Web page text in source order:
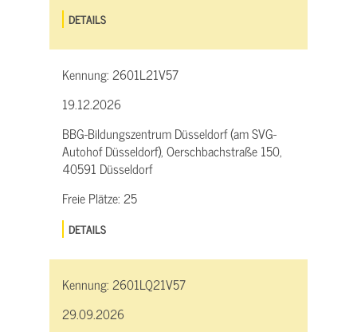
DETAILS
Kennung:2601L21V57
19.12.2026
BBG-Bildungszentrum Düsseldorf (am SVG-
Autohof Düsseldorf), Oerschbachstraße 150,
40591 Düsseldorf
Freie Plätze:25
DETAILS
Kennung:2601LQ21V57
29.09.2026